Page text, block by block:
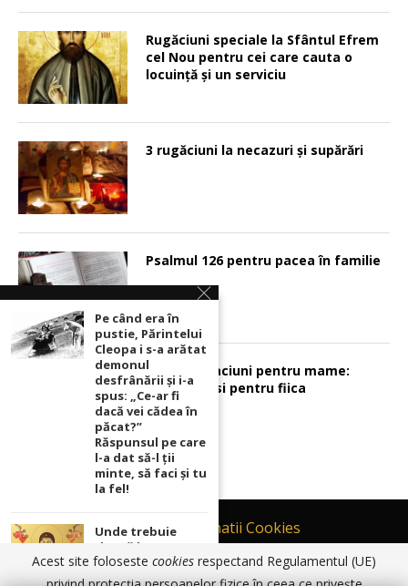
Rugăciuni speciale la Sfântul Efrem
cel Nou pentru cei care cauta o
locuinţă şi un serviciu
3 rugăciuni la necazuri și supărări
Psalmul 126 pentru pacea în familie
Sunt 2 rugaciuni pentru mame:
pentru fiu si pentru fiica
Contact
Informatii Cookies
Politică de Confidențialitate
TERMENI SI CONDITII DE UTILIZARE
Pe când era în
pustie, Părintelui
Cleopa i s-a arătat
demonul
desfrânării şi i-a
spus: „Ce-ar fi
dacă vei cădea în
păcat?”
Răspunsul pe care
l-a dat să-l ții
minte, să faci și tu
la fel!
Unde trebuie
ținută icoana cu
Maica Domnului
pentru ca
Acest site foloseste cookies respectand Regulamentul (UE)